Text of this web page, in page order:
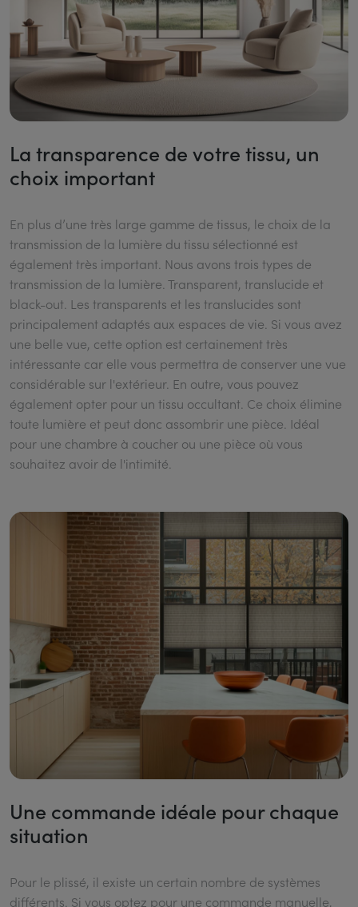
La transparence de votre tissu, un
choix important
En plus d’une très large gamme de tissus, le choix de la
transmission de la lumière du tissu sélectionné est
également très important. Nous avons trois types de
transmission de la lumière. Transparent, translucide et
black-out. Les transparents et les translucides sont
principalement adaptés aux espaces de vie. Si vous avez
une belle vue, cette option est certainement très
intéressante car elle vous permettra de conserver une vue
considérable sur l'extérieur. En outre, vous pouvez
également opter pour un tissu occultant. Ce choix élimine
toute lumière et peut donc assombrir une pièce. Idéal
pour une chambre à coucher ou une pièce où vous
souhaitez avoir de l'intimité.
Une commande idéale pour chaque
situation
Pour le plissé, il existe un certain nombre de systèmes
différents. Si vous optez pour une commande manuelle,